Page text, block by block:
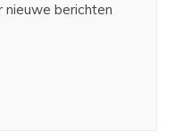
nieuwe berichten